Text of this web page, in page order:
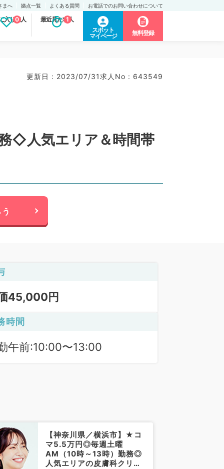
まへ 拠点一覧 よくある質問 お電話でのお問い合わせについて
入り求人
0 最近見た求人
1
スポット
マイページ
無料登録
更新日 : 2023/07/31求人No : 643549
◇人気エリア＆時間帯
45,000円
時間
午前:10:00〜13:00
【神奈川県／横浜市】★コ
マ5.5万円◎毎週土曜
AM（10時～13時）勤務◎
人気エリアの皮膚科クリニ